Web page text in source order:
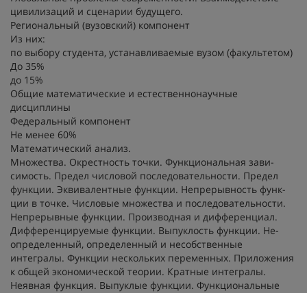
цивилизаций и сценарии будущего.
Региональный (вузовский) компонент
Из них:
по выбору студента, устанавливаемые вузом (факультетом)
До 35%
до 15%
Общие математические и естественнонаучные
дисциплины
Федеральный компонент
Не менее 60%
Математический анализ.
Множества. Окрестность точки. Функциональная зави-
симость. Предел числовой последовательности. Предел
функции. Эквивалентные функции. Непрерывность функ-
ции в точке. Числовые множества и последовательности.
Непрерывные функции. Производная и дифференциал.
Дифференцируемые функции. Выпуклость функции. Не-
определенный, определенный и несобственные
интегралы. Функции нескольких переменных. Приложения
к общей экономической теории. Кратные интегралы.
Неявная функция. Выпуклые функции. Функциональные